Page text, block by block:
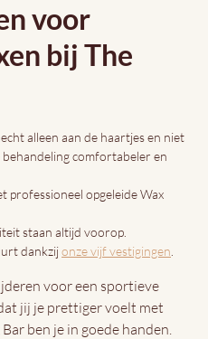
voor
bij The
alleen aan de haartjes en niet
comfortabeler en
professioneel opgeleide Wax
staan altijd voorop.
dankzijonze vijf vestigingen
voor een sportieve
jij je prettiger voelt met
ben je in goede handen.